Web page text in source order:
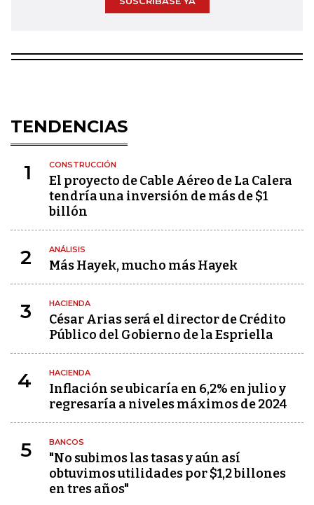
TENDENCIAS
1 CONSTRUCCIÓN
El proyecto de Cable Aéreo de La Calera
tendría una inversión de más de $1
billón
2 ANÁLISIS
Más Hayek, mucho más Hayek
3 HACIENDA
César Arias será el director de Crédito
Público del Gobierno de la Espriella
4 HACIENDA
Inflación se ubicaría en 6,2% en julio y
regresaría a niveles máximos de 2024
5 BANCOS
"No subimos las tasas y aún así
obtuvimos utilidades por $1,2 billones
en tres años"